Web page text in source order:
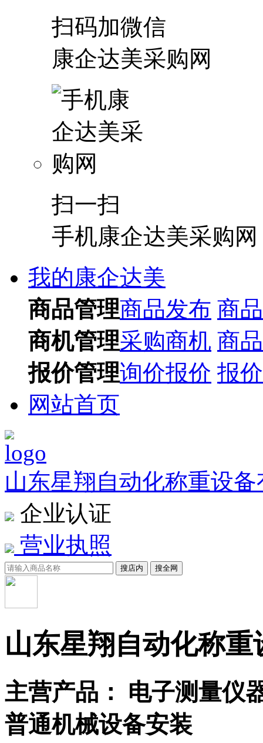
扫码加微信
康企达美采购网
扫一扫
手机康企达美采购网
我的康企达美
商品管理商品发布 商
商机管理采购商机 商
报价管理询价报价 报
网站首页
山东星翔自动化称重设
企业认证
营业执照
搜店内 搜全网
山东星翔自动化称
主营产品： 电子测量仪
普通机械设备安装